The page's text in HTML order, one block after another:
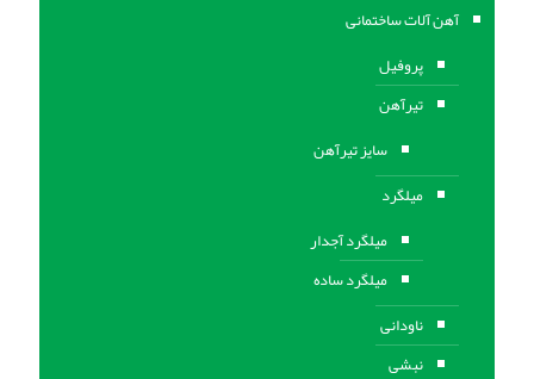
آهن آلات ساختمانی
پروفیل
تیرآهن
سایز تیرآهن
میلگرد
میلگرد آجدار
میلگرد ساده
ناودانی
نبشی